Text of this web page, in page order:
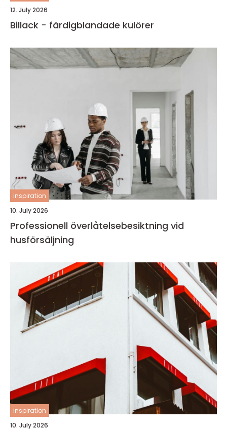
12. July 2026
Billack - färdigblandade kulörer
inspiration
10. July 2026
Professionell överlåtelsebesiktning vid
husförsäljning
inspiration
10. July 2026